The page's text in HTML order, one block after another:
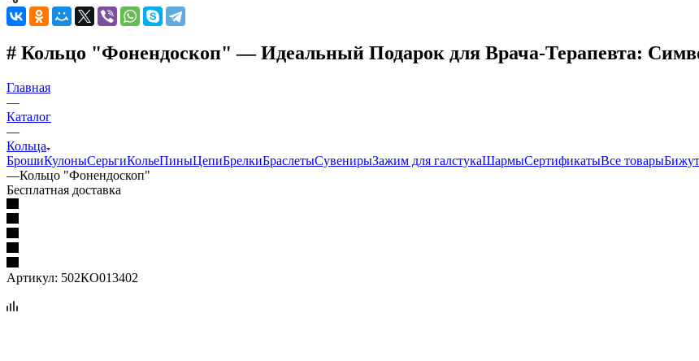
# Кольцо "Фонендоскоп" — Идеальный Подарок для Врача-Терапевта:
Главная
—
Каталог
—
Кольца
БрошиКулоныСерьгиКольеПиныЦепиБрелкиБраслетыСувенирыЗажим для галстукаШармыСертификатыВсе товары
—Кольцо "Фонендоскоп"
Бесплатная доставка
Артикул: 502КО013402